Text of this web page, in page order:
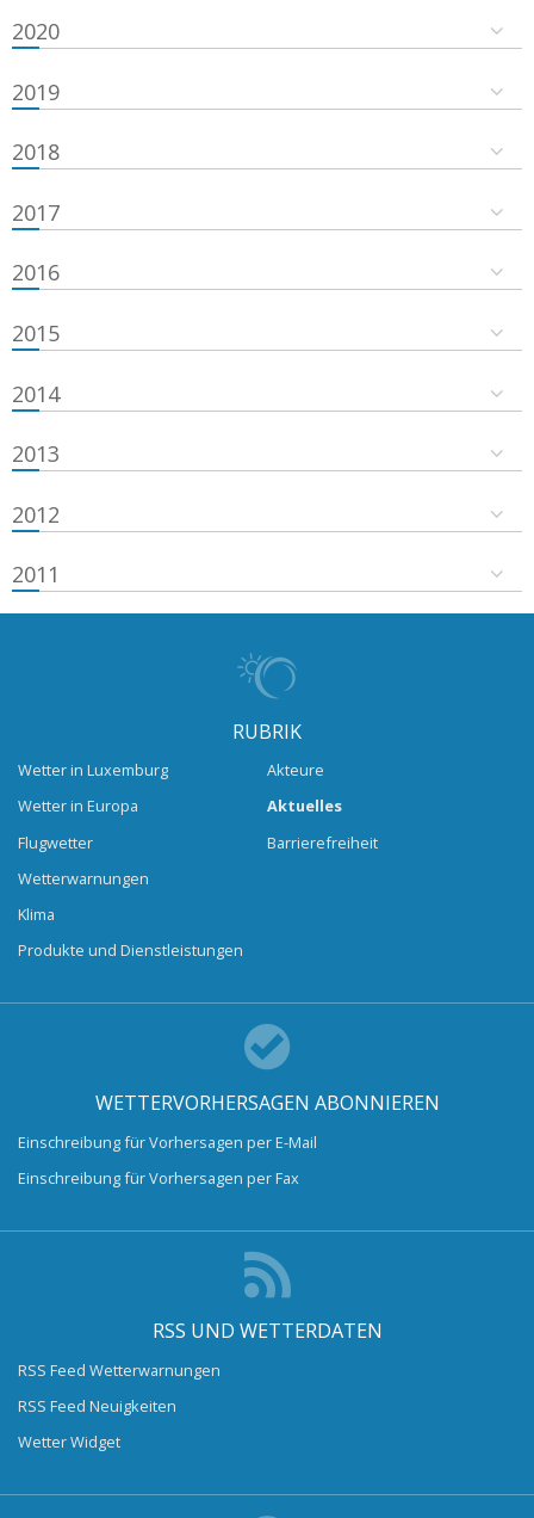
2020
2019
2018
2017
2016
2015
2014
2013
2012
2011
RUBRIK
Wetter in Luxemburg
Wetter in Europa
Flugwetter
Wetterwarnungen
Klima
Produkte und Dienstleistungen
Akteure
Aktuelles
Barrierefreiheit
WETTERVORHERSAGEN ABONNIEREN
Einschreibung für Vorhersagen per E-Mail
Einschreibung für Vorhersagen per Fax
RSS UND WETTERDATEN
RSS Feed Wetterwarnungen
RSS Feed Neuigkeiten
Wetter Widget